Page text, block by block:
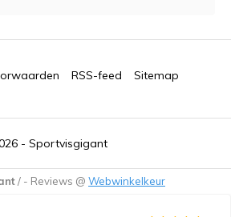
- Sportvisgigant
RSS-feed Sitemap
/ - Reviews @ Webwinkelkeur